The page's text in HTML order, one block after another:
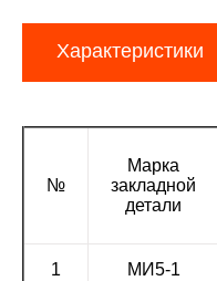
Характеристики
№
Марка
закладной
детали
1 МИ5-1